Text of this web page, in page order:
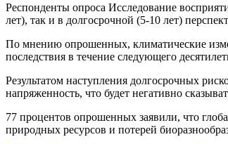
Респонденты опроса Исследование
лет), так и в долгосрочной (5-10 лет)
По мнению опрошенных, климатические
последствия в течение следующего
Результатом наступления долгосрочных
напряженность, что будет негативно
77 процентов опрошенных заявили, что
природных ресурсов и потерей